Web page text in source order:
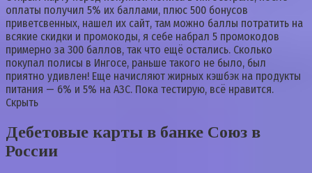
оплаты получил 5% их баллами, плюс 500 бонусов
приветсвенных, нашел их сайт, там можно баллы потратить на
всякие скидки и промокоды, я себе набрал 5 промокодов
примерно за 300 баллов, так что ещё остались. Сколько
покупал полисы в Ингосе, раньше такого не было, был
приятно удивлен! Еще начисляют жирных кэшбэк на продукты
питания — 6% и 5% на АЗС. Пока тестирую, всё нравится.
Скрыть
Дебетовые карты в банке Союз в
России